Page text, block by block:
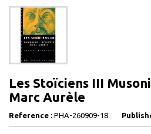
Les Stoïciens III
Marc Aurèle
Reference : PHA-260909-18